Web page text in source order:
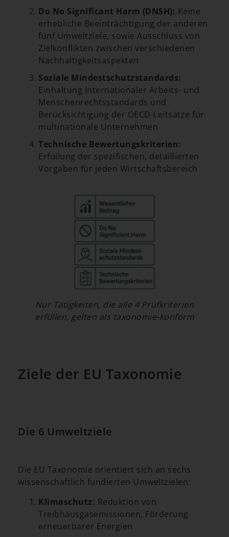
Do No Significant Harm (DNSH): Keine
erhebliche Beeinträchtigung der anderen
fünf Umweltziele, sowie Ausschluss von
Zielkonflikten zwischen verschiedenen
Nachhaltigkeitsaspekten
Soziale Mindestschutzstandards:
Einhaltung internationaler Arbeits- und
Menschenrechtsstandards und
Berücksichtigung der OECD-Leitsätze für
multinationale Unternehmen
Technische Bewertungskriterien:
Erfüllung der spezifischen, detaillierten
Vorgaben für jeden Wirtschaftsbereich
Nur Tätigkeiten, die alle 4 Prüfkriterien
erfüllen, gelten als taxonomie-konform
Ziele der EU Taxonomie
Die 6 Umweltziele
Die EU Taxonomie orientiert sich an sechs
wissenschaftlich fundierten Umweltzielen:
Klimaschutz: Reduktion von
Treibhausgasemissionen, Förderung
erneuerbarer Energien